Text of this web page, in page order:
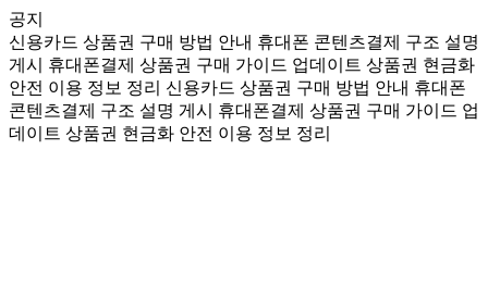
공지
신용카드 상품권 구매 방법 안내 휴대폰 콘텐츠결제 구조 설명
게시
휴대폰결제 상품권 구매 가이드 업데이트 상품권 현금화
안전 이용 정보 정리 신용카드 상품권 구매 방법 안내 휴대폰
콘텐츠결제 구조 설명 게시
휴대폰결제 상품권 구매 가이드 업
데이트 상품권 현금화 안전 이용 정보 정리